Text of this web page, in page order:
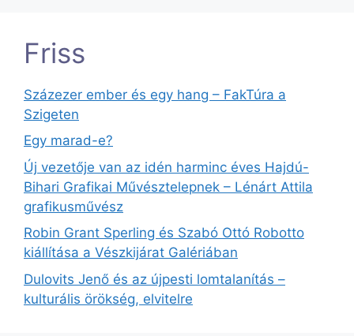
Friss
Százezer ember és egy hang – FakTúra a
Szigeten
Egy marad-e?
Új vezetője van az idén harminc éves Hajdú-
Bihari Grafikai Művésztelepnek – Lénárt Attila
grafikusművész
Robin Grant Sperling és Szabó Ottó Robotto
kiállítása a Vészkijárat Galériában
Dulovits Jenő és az újpesti lomtalanítás –
kulturális örökség, elvitelre